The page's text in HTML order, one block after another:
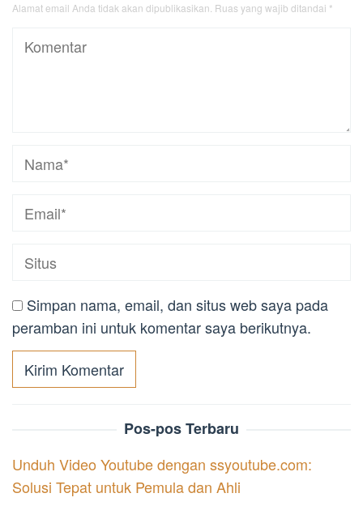
Alamat email Anda tidak akan dipublikasikan. Ruas yang wajib ditandai *
Simpan nama, email, dan situs web saya pada
peramban ini untuk komentar saya berikutnya.
Pos-pos Terbaru
Unduh Video Youtube dengan ssyoutube.com:
Solusi Tepat untuk Pemula dan Ahli